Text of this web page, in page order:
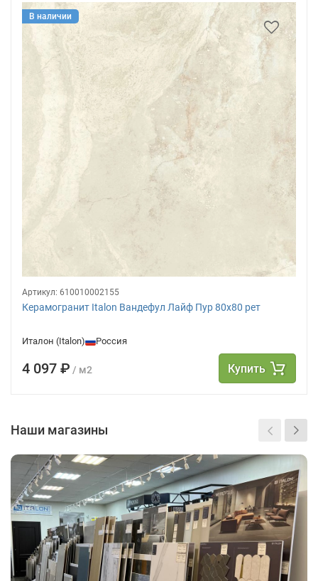
В наличии
Артикул: 610010002155
Керамогранит Italon Вандефул Лайф Пур 80х80 рет
Италон (Italon) Россия
4 097 ₽ / м2 Купить
Наши магазины